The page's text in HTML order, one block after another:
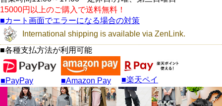
15000円以上のご購入で送料無料！
■カート画面でエラーになる場合の対策
International shipping is available via ZenLink.
■各種支払方法が利用可能
■PayPay ■Amazon Pay ■楽天ペイ